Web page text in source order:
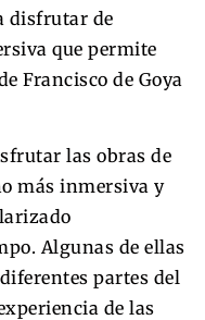
disfrutar de
que permite
Francisco de Goya
las obras de
más inmersiva y
Algunas de ellas
partes del
de las